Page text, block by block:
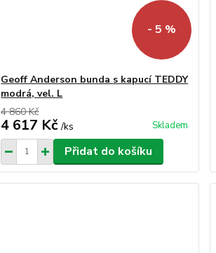
- 5 %
Geoff Anderson bunda s kapucí TEDDY
modrá, vel. L
4 860 Kč
4 617 Kč /ks Skladem
Přidat do košíku